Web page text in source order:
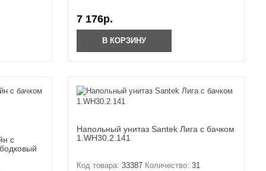
7 176р.
В КОРЗИНУ
с
Напольный унитаз Santek Лига с бачком
1.WH30.2.141
Код товара: 33387 Количество: 31